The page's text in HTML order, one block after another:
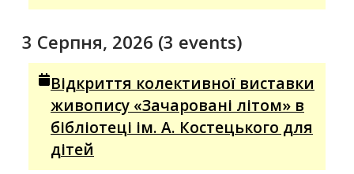
3 Серпня, 2026 (3 events)
Відкриття колективної виставки
живопису «Зачаровані літом» в
бібліотеці ім. А. Костецького для
дітей